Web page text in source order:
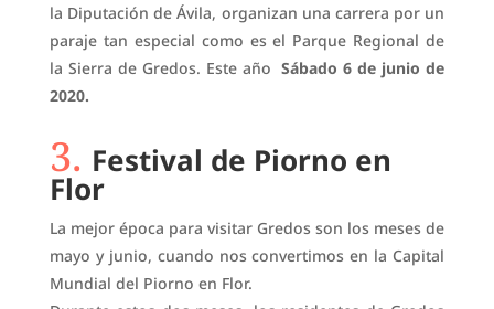
la Diputación de Ávila, organizan una carrera por un
paraje tan especial como es el Parque Regional de
la Sierra de Gredos. Este añoSábado 6 de junio de
2020.
3. Festival de Piorno en
Flor
La mejor época para visitar Gredos son los meses de
mayo y junio, cuando nos convertimos en la Capital
Mundial del Piorno en Flor.